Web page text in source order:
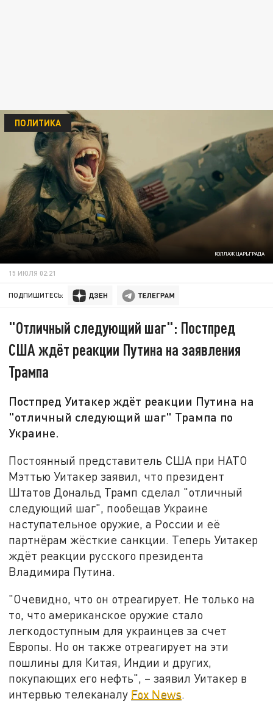
КОЛЛАЖ ЦАРЬГРАДА
ПОЛИТИКА
15 ИЮЛЯ 02:21
ПОДПИШИТЕСЬ:
"Отличный следующий шаг": Постпред
США ждёт реакции Путина на заявления
Трампа
Постпред Уитакер ждёт реакции Путина на
"отличный следующий шаг" Трампа по
Украине.
Постоянный представитель США при НАТО
Мэттью Уитакер заявил, что президент
Штатов Дональд Трамп сделал "отличный
следующий шаг", пообещав Украине
наступательное оружие, а России и её
партнёрам жёсткие санкции. Теперь Уитакер
ждёт реакции русского президента
Владимира Путина.
"Очевидно, что он отреагирует. Не только на
то, что американское оружие стало
легкодоступным для украинцев за счет
Европы. Но он также отреагирует на эти
пошлины для Китая, Индии и других,
покупающих его нефть", – заявил Уитакер в
интервью телеканалу Fox News.